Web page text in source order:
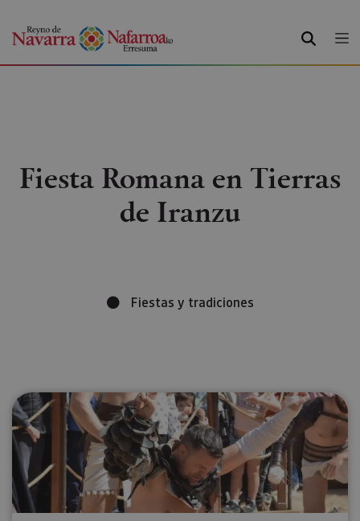
BUSCAR
Fiesta Romana en Tierras
de Iranzu
Fiestas y tradiciones